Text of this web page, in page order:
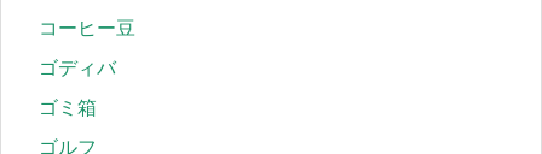
コーヒー豆
ゴディバ
ゴミ箱
ゴルフ